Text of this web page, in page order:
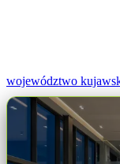
województwo